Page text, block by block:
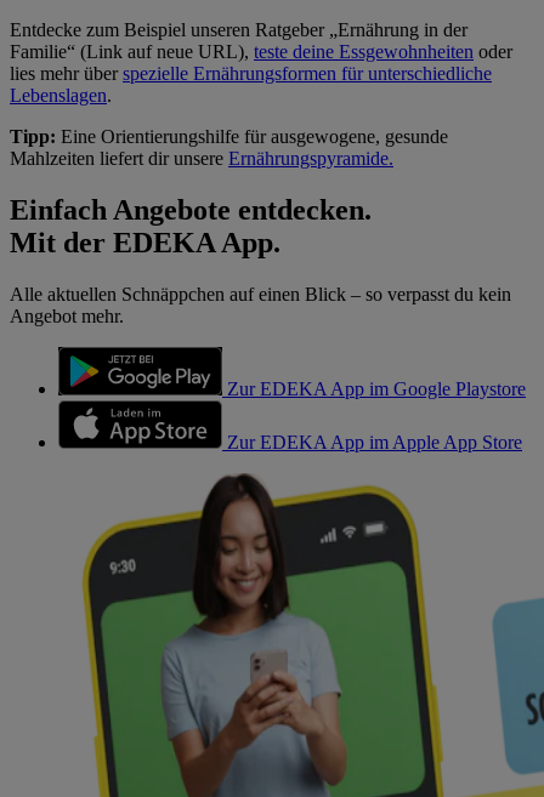
Entdecke zum Beispiel unseren Ratgeber „Ernährung in der
Familie“ (Link auf neue URL), teste deine Essgewohnheiten oder
lies mehr überspezielle Ernährungsformen für unterschiedliche
Lebenslagen.
Tipp: Eine Orientierungshilfe für ausgewogene, gesunde
Mahlzeiten liefert dir unsere Ernährungspyramide.
Einfach Angebote entdecken.
Mit der EDEKA App.
Alle aktuellen Schnäppchen auf einen Blick – so verpasst du kein
Angebot mehr.
Zur EDEKA App im Google Playstore
Zur EDEKA App im Apple App Store